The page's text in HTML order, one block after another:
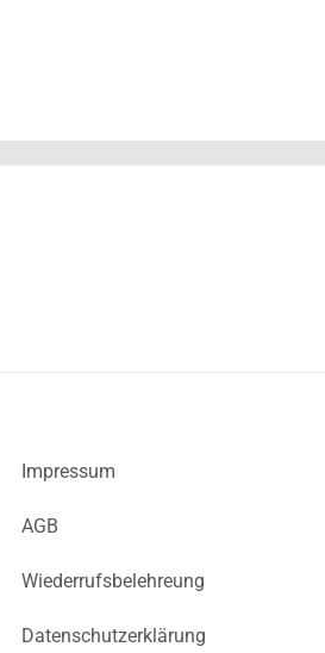
Impressum
AGB
Wiederrufsbelehreung
Datenschutzerklärung